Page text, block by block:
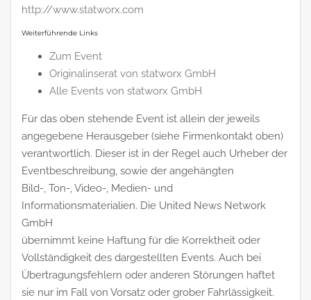
http://www.statworx.com
Weiterführende Links
Zum Event
Originalinserat von statworx GmbH
Alle Events von statworx GmbH
Für das oben stehende Event ist allein der jeweils
angegebene Herausgeber (siehe Firmenkontakt oben)
verantwortlich. Dieser ist in der Regel auch Urheber der
Eventbeschreibung, sowie der angehängten
Bild-, Ton-, Video-, Medien- und
Informationsmaterialien. Die United News Network
GmbH
übernimmt keine Haftung für die Korrektheit oder
Vollständigkeit des dargestellten Events. Auch bei
Übertragungsfehlern oder anderen Störungen haftet
sie nur im Fall von Vorsatz oder grober Fahrlässigkeit.